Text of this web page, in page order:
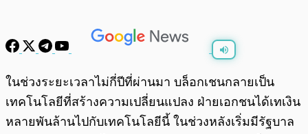
/0:00
ในช่วงระยะเวลาไม่กี่ปีที่ผ่านมา บล็อกเชนกลายเป็น
เทคโนโลยีที่สร้างความเปลี่ยนแปลง ฝ่ายเอกชนได้เทเงิน
หลายพันล้านไปกับเทคโนโลยีนี้ ในช่วงหลังเริ่มมีรัฐบาล